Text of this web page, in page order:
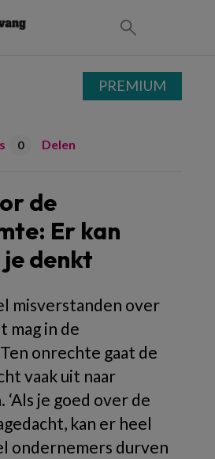
0 Delen
de
Er kan
denkt
misverstanden over
mag in de
onrechte gaat de
vaak uit naar
je goed over de
kan er heel
ondernemers durven
PREMIUM